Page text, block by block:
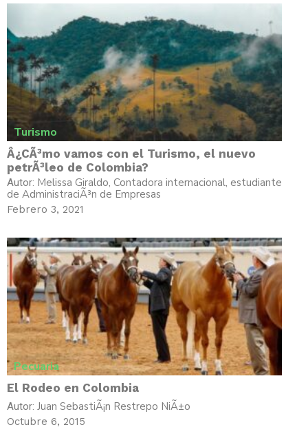
Turismo
Â¿CÃ³mo vamos con el Turismo, el nuevo
petrÃ³leo de Colombia?
Autor: Melissa Giraldo, Contadora internacional, estudiante
de AdministraciÃ³n de Empresas
Febrero 3, 2021
Pecuaria
El Rodeo en Colombia
Autor: Juan SebastiÃ¡n Restrepo NiÃ±o
Octubre 6, 2015